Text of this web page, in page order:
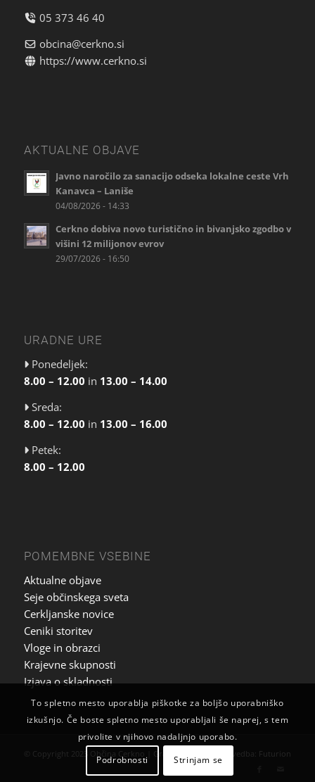
05 373 46 40
obcina@cerkno.si
https://www.cerkno.si
AKTUALNE OBJAVE
Javno naročilo za sanacijo odseka lokalne ceste Vrh
Kanavca – Laniše
04/08/2026 - 14:33
Cerkno dobiva novo turistično in bivanjsko zgodbo v
višini 12 milijonov evrov
29/07/2026 - 16:50
URADNE URE
Ponedeljek:
8.00 – 12.00 in 13.00 – 14.00
Sreda:
8.00 – 12.00 in 13.00 – 16.00
Petek:
8.00 – 12.00
POMEMBNE VSEBINE
Aktualne objave
Seje občinskega sveta
Cerkljanske novice
Ceniki storitev
Vloge in obrazci
Krajevne skupnosti
Izjava o skladnosti
© Copyright 2023 Občina Cerkno | Grafična zasnova in izvedba: Futurion
To spletno mesto uporablja piškotke za boljšo uporabniško
izkušnjo. Če boste spletno mesto uporabljali še naprej, s tem
privolite v njihovo nadaljnjo uporabo.
Podrobnosti
Strinjam se